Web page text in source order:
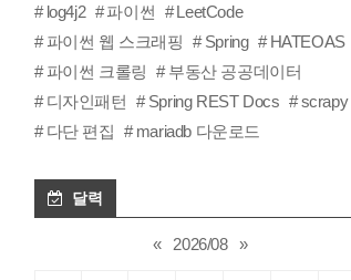
log4j2
파이썬
LeetCode
파이썬 웹 스크래핑
Spring
HATEOAS
파이썬 크롤링
부동산 공공데이터
디자인패턴
Spring REST Docs
scrapy
다단 편집
mariadb 다운로드
달력
« 2026/08 »